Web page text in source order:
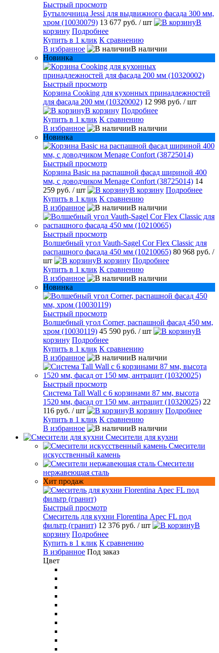
Быстрый просмотр
Бутылочница Jessi для выдвижного фасада 300 мм,
хром (10030079) 13 677 руб. / шт
В
корзину Подробнее
Купить в 1 клик К сравнению
В избранное
В наличии
Новинка
Быстрый просмотр
Корзина Cooking для кухонных принадлежностей
для фасада 200 мм (10320002) 12 998 руб. / шт
В корзину Подробнее
Купить в 1 клик К сравнению
В избранное
В наличии
Новинка
Быстрый просмотр
Корзина Basic на распашной фасад шириной 400
мм, с доводчиком Menage Confort (38725014) 14
259 руб. / шт В корзину Подробнее
Купить в 1 клик К сравнению
В избранное
В наличии
Быстрый просмотр
Волшебный угол Vauth-Sagel Cor Flex Classic для
распашного фасада 450 мм (10210065) 80 968 руб. /
шт
В корзину Подробнее
Купить в 1 клик К сравнению
В избранное
В наличии
Новинка
Быстрый просмотр
Волшебный угол Corner, распашной фасад 450 мм,
хром (10030119) 45 590 руб. / шт
В
корзину Подробнее
Купить в 1 клик К сравнению
В избранное
В наличии
Быстрый просмотр
Система Tall Wall с 6 корзинами 87 мм, высота
1520 мм, фасад от 150 мм, антрацит (10320025) 22
116 руб. / шт В корзину Подробнее
Купить в 1 клик К сравнению
В избранное
В наличии
Смесители для кухни
Смесители
искусственный камень
Смесители
нержавеющая сталь
Хит продаж
Быстрый просмотр
Смеситель для кухни Florentina Арес FL под
фильтр (гранит) 12 376 руб. / шт
В
корзину Подробнее
Купить в 1 клик К сравнению
В избранное Под заказ
Цвет